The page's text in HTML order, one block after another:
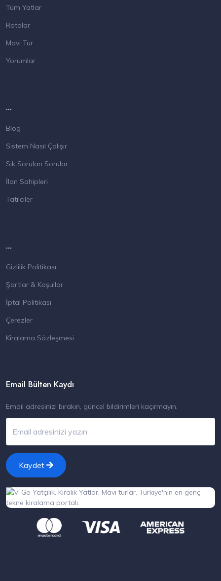
Tüm Yatlar
Rotalar
Mavi Tur
Yorumlar
...
Blog
Sistem Nasıl Çalışır
Sık Sorulan Sorular
İlan Sahipleri
Tatilciler
...
Gizlilik Politikası
Şartlar & Koşullar
İptal Politikası
Çerezler
Kiralama Sözleşmesi
Email Bülten Kaydı
Email adresinizi bırakın, güncel bildirimleri kaçırmayın.
Kaydet